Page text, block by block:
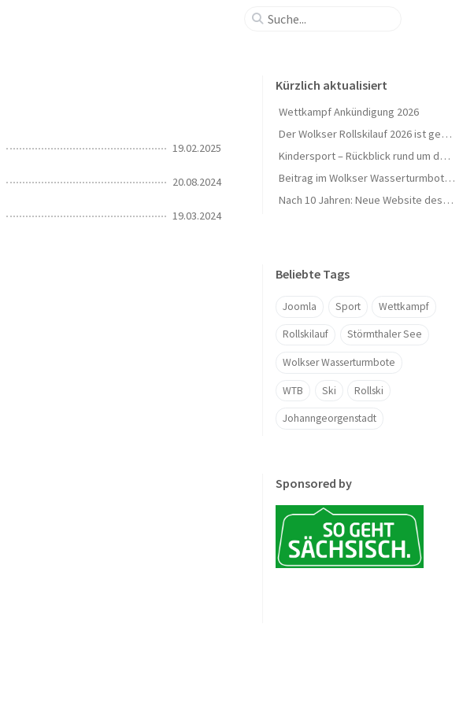
19.02.2025
20.08.2024
19.03.2024
Kürzlich aktualisiert
Wettkampf Ankündigung 2026
Der Wolkser Rollskilauf 2026 ist geschafft – Ein herzliches Dankeschön!
Kindersport – Rückblick rund um den Herbst 🍁
Beitrag im Wolkser Wasserturmbote (Ausgabe 2025/09)
Nach 10 Jahren: Neue Website des L58-Ski geht online 🎉
Beliebte Tags
Joomla Sport Wettkampf
Rollskilauf Störmthaler See
Wolkser Wasserturmbote
WTB Ski Rollski
Johanngeorgenstadt
Sponsored by